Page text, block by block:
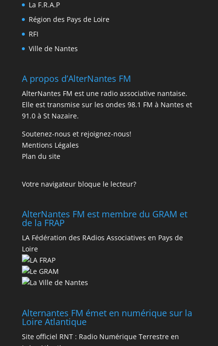
La F.R.A.P
Région des Pays de Loire
RFI
Ville de Nantes
A propos d’AlterNantes FM
AlterNantes FM est une radio associative nantaise.
Elle est transmise sur les ondes 98.1 FM à Nantes et
91.0 à St Nazaire.
Soutenez-nous et rejoignez-nous!
Mentions Légales
Plan du site
Votre navigateur bloque le lecteur?
AlterNantes FM est membre du GRAM et
de la FRAP
LA Fédération des RAdios Associatives en Pays de
Loire
Alternantes FM émet en numérique sur la
Loire Atlantique
Site officiel RNT : Radio Numérique Terrestre en